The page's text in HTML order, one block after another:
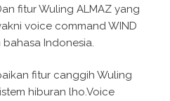
fitur Wuling ALMAZ yang
voice command WIND
Indonesia.
fitur canggih Wuling
hiburan lho.Voice